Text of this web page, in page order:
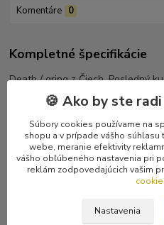
Komentáre 0
Kompletné špecifikácie
Death / gring z Čiech. Posledný
Tracklist
I Feel Dislike 1:13
Kladivo Na Čarodejnice 4:42
Straight To Hell 2:32
Orthodox 3:02
Regressive Metamorphoses In
🍪 Ako by ste
Súbory cookies používame na
shopu a v prípade vášho
webe, meranie efektivity
vášho obľúbeného nastavenia pri
reklám zodpovedajúcich vašim
Nastavenia